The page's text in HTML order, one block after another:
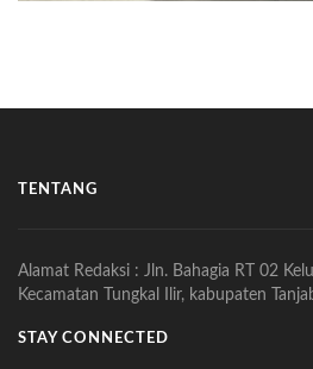
TENTANG
Alamat Redaksi : Jln. Bahagia RT 02
Kecamatan Tungkal Ilir, kabupaten
STAY CONNECTED